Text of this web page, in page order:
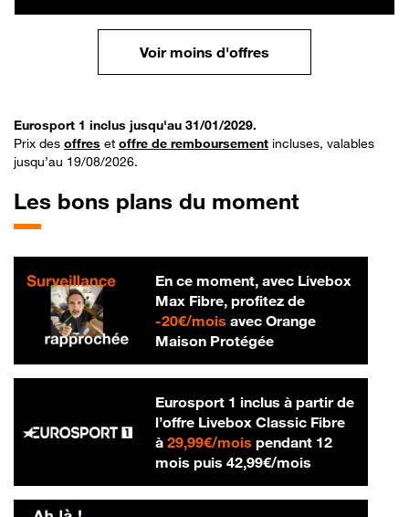
Voir moins d'offres
Eurosport 1 inclus jusqu'au 31/01/2029.
Prix des offres et offre de remboursement incluses, valables
jusqu’au 19/08/2026.
Les bons plans du moment
En ce moment, avec Livebox
Max Fibre, profitez de
-20€/mois20 € par mois
avec Orange
Maison Protégée
Eurosport 1 inclus à partir de
l’offre Livebox Classic Fibre
à 29,99€/mois29,99 € par mois
pendant 12
mois puis 42,99€/mois42,99 € par